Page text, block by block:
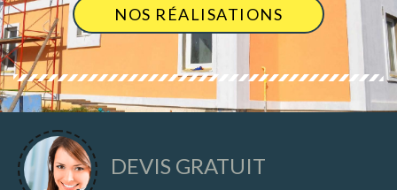
NOS RÉALISATIONS
DEVIS GRATUIT